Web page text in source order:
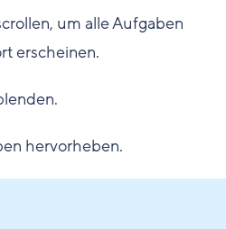
um alle Aufgaben
erscheinen.
hervorheben.